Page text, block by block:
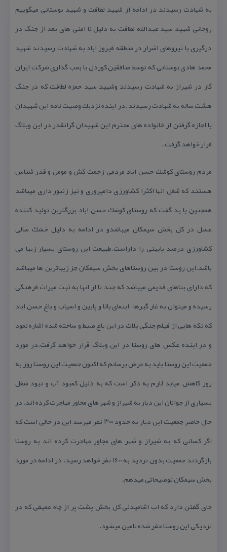
به شهادت رسیدند در ادامه از شهید لطافت و شهید بوستانی میگوییم
روحانی شهید سید عبدالله لطافت به دلیل نا امنی های بعد از جنگ در
درگیری با نیروهای اشرار در منطقه فیروز اباد به شهادت رسیدند شهید
محمد هادی بوستانی كه توسط منافقین كوردل با بمب گذاری شركت ایران
گاز در شیراز به شهادت رسیدند وشهید سید حمزه لطافت كه در جنگ
هشت ساله به شهادت رسیدند .در اینده نزدیك وصیت نامه این شهیدان
با اجازه گرفتن از خانواده های محترم این شهیدان گرانقدر در این وبلاگ
قرار خواهد گرفت .
مردم روستای كوشك حسن اباد مردمی زحمت كش و مومن و قدر شناس
هستند كه شغل انها اكثرا كشاورزی دامپروری و نیز زنبور داری میباشد
همچنین با ید گفت كه روستای كوشك حسن اباد بزرگترین تولید كننده
عسل در كل بخش سیمكان میباشدو در ادامه به دلیل خشك سالی
كشاورزی درصد پایینی را داراست.طبیعت این روستای بسیار زیبا می
باشد.این روستا در بین روستاهای بخش سیمكان جز زیباترین ها میباشد
كه دارای بناهای قدیمی میباشد كه چند تا از انها به ثبت میراث فرهنگی
رسیده و میتوان به غار گبرها – ابنمای بالا و پایین و اسیاب و باغ حسن اباد
كه تكه هایی از فیلم جنگی پلاك در این باغ ضبط و ساخته شده اشاره نمود
و در اینده عكس های روستا در این وبلاگ قرار خواهد گرفت.در مورد
جمعیت این روستا باید به عرض برسانم كه اكنون جمعیت این روستا روز به
روز كاهش میابد لازم به ذكر است كه به دلیل كمبود آب و نبود شغل
بسیاری از جوانان این دیار به شیراز و شهر های مجاور مهاجرت كرده اند. در
حال حاضر جمعیت این دیار به حدود ۳۰۰ نفر میرسد این در حالی است كه
اگر كسانی كه به شیراز و شهر های مجاور مهاجرت كرده اند به روستا
بازگردند جمعیت بدون تردید به ۱۶۰۰ نفر خواهد رسید. در ادامه در مورد
بخش سیمكان توضیحاتی میدهم.
جای گفتن دارد كه اب اشامیدنی كل بخش پشت پر از چاه عمیقی كه در
نزدیكی این روستا حفر شده تامین میشود.